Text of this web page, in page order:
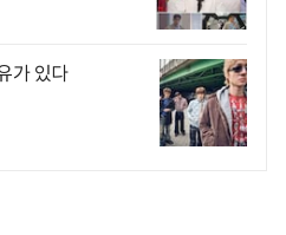
가 있다